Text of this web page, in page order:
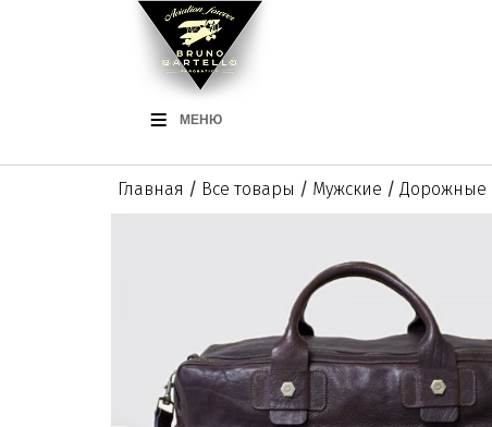
МЕНЮ
Главная / Все товары / Мужские / Дорожные